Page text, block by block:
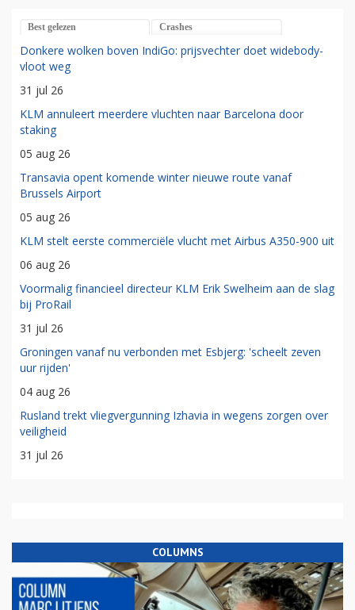
Best gelezen Crashes
Donkere wolken boven IndiGo: prijsvechter doet widebody-
vloot weg
31 jul 26
KLM annuleert meerdere vluchten naar Barcelona door
staking
05 aug 26
Transavia opent komende winter nieuwe route vanaf
Brussels Airport
05 aug 26
KLM stelt eerste commerciële vlucht met Airbus A350-900 uit
06 aug 26
Voormalig financieel directeur KLM Erik Swelheim aan de slag
bij ProRail
31 jul 26
Groningen vanaf nu verbonden met Esbjerg: 'scheelt zeven
uur rijden'
04 aug 26
Rusland trekt vliegvergunning Izhavia in wegens zorgen over
veiligheid
31 jul 26
COLUMNS